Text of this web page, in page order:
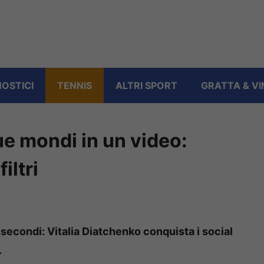
TENNIS ALTRI SPORT GRATTA &
mondi in un video:
filtri
Vitalia Diatchenko conquista i social